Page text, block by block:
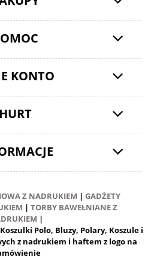
KONTO
HURT
Z NADRUKIEM | GADŻETY
| TORBY BAWEŁNIANE Z
|
Polo, Bluzy, Polary, Koszule i
z nadrukiem i haftem z logo na